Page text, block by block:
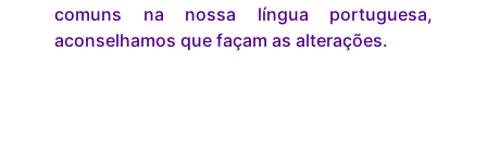
comuns na nossa língua portuguesa,
aconselhamos que façam as alterações.